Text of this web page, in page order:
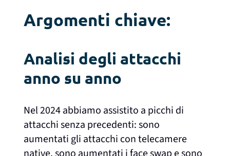
Argomenti chiave:
Analisi degli attacchi
anno su anno
Nel 2024 abbiamo assistito a picchi di
attacchi senza precedenti: sono
aumentati gli attacchi con telecamere